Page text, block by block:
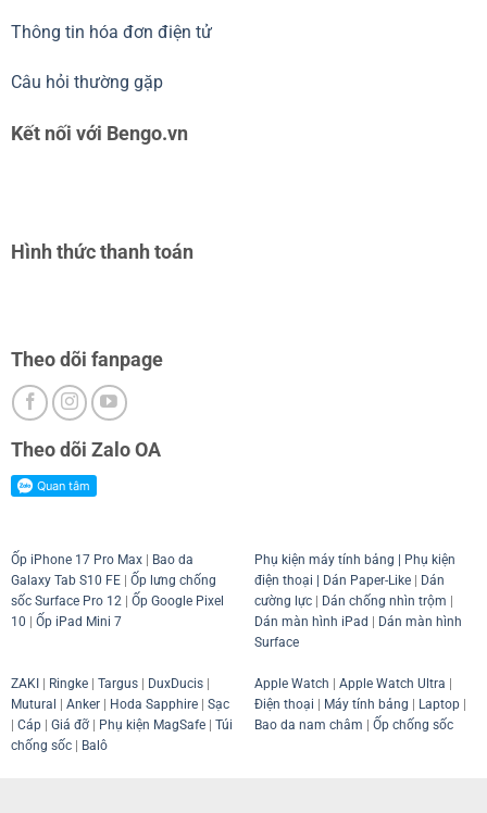
Thông tin hóa đơn điện tử
Câu hỏi thường gặp
Kết nối với Bengo.vn
Hình thức thanh toán
Theo dõi fanpage
Theo dõi Zalo OA
Ốp iPhone 17 Pro Max| Bao da
Galaxy Tab S10 FE| Ốp lưng chống
sốc Surface Pro 12 | Ốp Google Pixel
10 | Ốp iPad Mini 7
Phụ kiện máy tính bảng | Phụ kiện
điện thoại | Dán Paper-Like| Dán
cường lực| Dán chống nhìn trộm |
Dán màn hình iPad | Dán màn hình
Surface
ZAKI Ringke| Targus| DuxDucis|
Mutural
Anker| Hoda Sapphire| Sạc
Cáp| Giá đỡ| Phụ kiện MagSafe| Túi
chống sốc| Balô
Apple Watch Apple Watch Ultra
Điện thoại
Máy tính bảng Laptop|
Bao da nam châm
Ốp chống sốc